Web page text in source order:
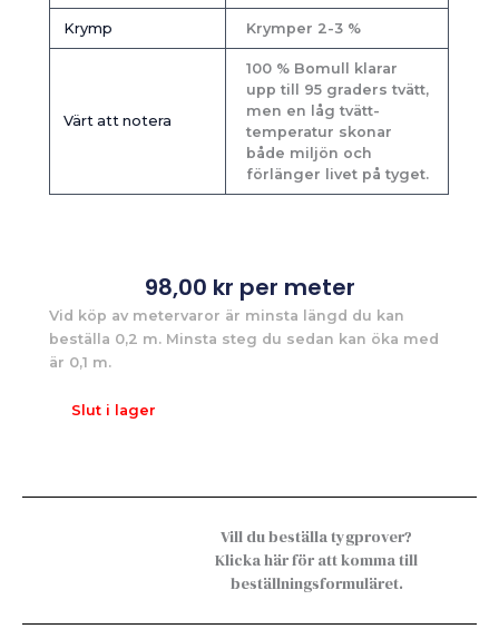
Krymp Krymper 2-3 %
Värt att notera
100 % Bomull klarar
upp till 95 graders tvätt,
men en låg tvätt-
temperatur skonar
både miljön och
förlänger livet på tyget.
98,00 kr per meter
Vid köp av metervaror är minsta längd du kan
beställa 0,2 m. Minsta steg du sedan kan öka med
är 0,1 m.
Slut i lager
Vill du beställa tygprover?
Klicka här för att komma till
beställningsformuläret.